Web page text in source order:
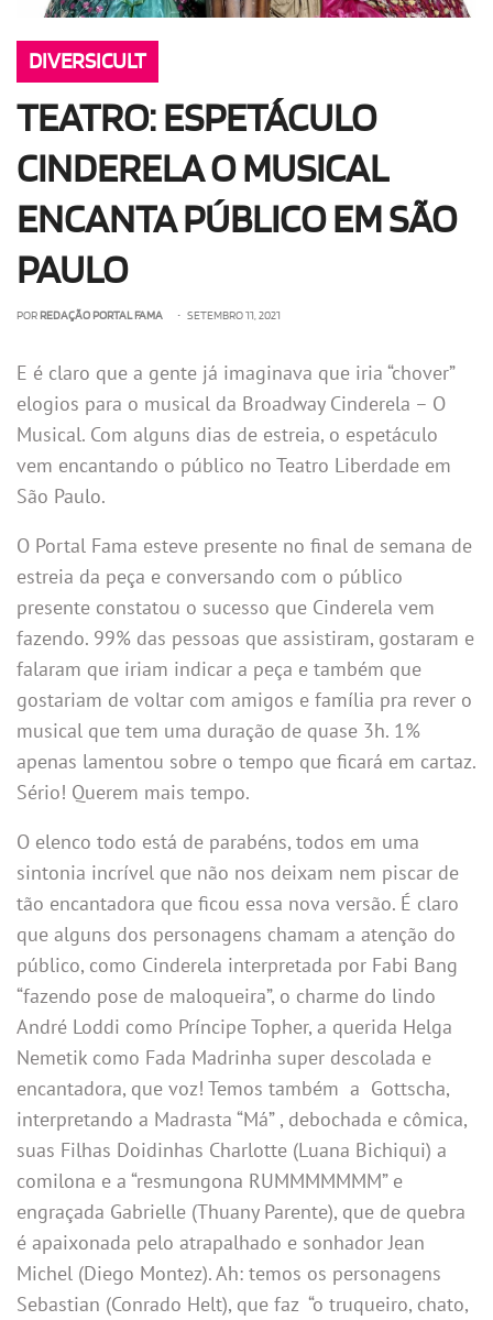
DIVERSICULT
TEATRO: ESPETÁCULO
CINDERELA O MUSICAL
ENCANTA PÚBLICO EM SÃO
PAULO
POR REDAÇÃO PORTAL FAMA • SETEMBRO 11, 2021
E é claro que a gente já imaginava que iria “chover”
elogios para o musical da Broadway Cinderela – O
Musical. Com alguns dias de estreia, o espetáculo
vem encantando o público no Teatro Liberdade em
São Paulo.
O Portal Fama esteve presente no final de semana de
estreia da peça e conversando com o público
presente constatou o sucesso que Cinderela vem
fazendo. 99% das pessoas que assistiram, gostaram e
falaram que iriam indicar a peça e também que
gostariam de voltar com amigos e família pra rever o
musical que tem uma duração de quase 3h. 1%
apenas lamentou sobre o tempo que ficará em cartaz.
Sério! Querem mais tempo.
O elenco todo está de parabéns, todos em uma
sintonia incrível que não nos deixam nem piscar de
tão encantadora que ficou essa nova versão. É claro
que alguns dos personagens chamam a atenção do
público, como Cinderela interpretada por Fabi Bang
“fazendo pose de maloqueira”, o charme do lindo
André Loddi como Príncipe Topher, a querida Helga
Nemetik como Fada Madrinha super descolada e
encantadora, que voz! Temos também a Gottscha,
interpretando a Madrasta “Má” , debochada e cômica,
suas Filhas Doidinhas Charlotte (Luana Bichiqui) a
comilona e a “resmungona RUMMMMMMM” e
engraçada Gabrielle (Thuany Parente), que de quebra
é apaixonada pelo atrapalhado e sonhador Jean
Michel (Diego Montez). Ah: temos os personagens
Sebastian (Conrado Helt), que faz “o truqueiro, chato,